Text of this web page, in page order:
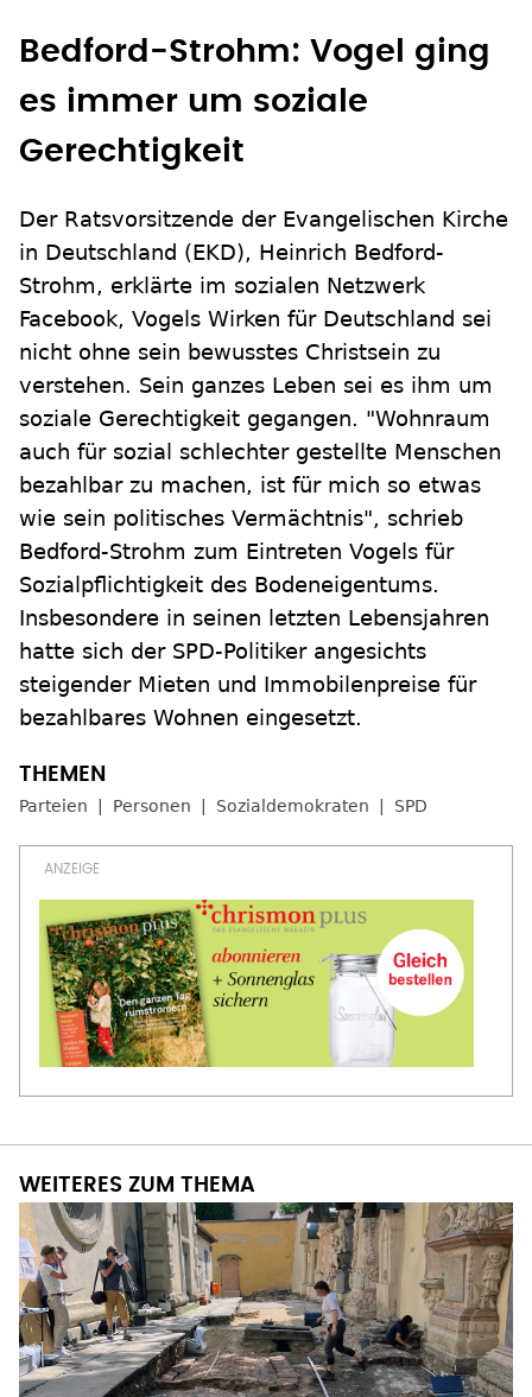
Bedford-Strohm: Vogel ging
es immer um soziale
Gerechtigkeit
Der Ratsvorsitzende der Evangelischen Kirche
in Deutschland (EKD), Heinrich Bedford-
Strohm, erklärte im sozialen Netzwerk
Facebook, Vogels Wirken für Deutschland sei
nicht ohne sein bewusstes Christsein zu
verstehen. Sein ganzes Leben sei es ihm um
soziale Gerechtigkeit gegangen. "Wohnraum
auch für sozial schlechter gestellte Menschen
bezahlbar zu machen, ist für mich so etwas
wie sein politisches Vermächtnis", schrieb
Bedford-Strohm zum Eintreten Vogels für
Sozialpflichtigkeit des Bodeneigentums.
Insbesondere in seinen letzten Lebensjahren
hatte sich der SPD-Politiker angesichts
steigender Mieten und Immobilenpreise für
bezahlbares Wohnen eingesetzt.
Parteien Personen Sozialdemokraten SPD
WEITERES ZUM THEMA